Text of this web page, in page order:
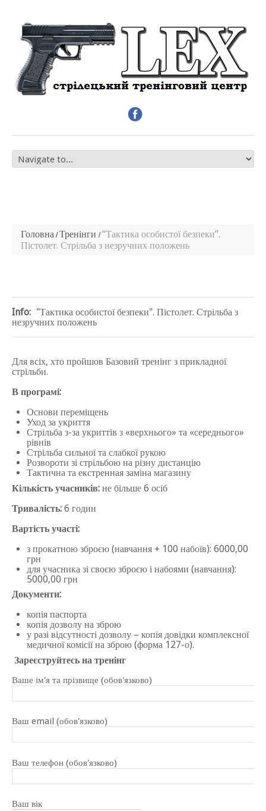
Головна Тренінги “Тактика особистої безпеки”.
Пістолет. Стрільба з незручних положень
Info: "Тактика особистої безпеки". Пістолет. Стрільба з
незручних положень
Для всіх, хто пройшов Базовий тренінг з прикладної
стрільби.
В програмі:
Основи переміщень
Уход за укриття
Стрільба з-за укриттів з «верхнього» та «середнього»
рівнів
Стрільба сильної та слабкої рукою
Розвороти зі стрільбою на різну дистанцію
Тактична та екстренная заміна магазину
Кількість учасників: не більше 6 осіб
Тривалість: 6 годин
Вартість участі:
з прокатною зброєю (навчання + 100 набоїв): 6000,00
грн
для учасника зі своєю зброєю і набоями (навчання):
5000,00 грн
Документи:
копія паспорта
копія дозволу на зброю
у разі відсутності дозволу – копія довідки комплексної
медичної комісії на зброю (форма 127-о).
Зареєструйтесь на тренінг
Ваше ім'я та прізвище (обов'язково)
Ваш email (обов'язково)
Ваш телефон (обов'язково)
Ваш вік